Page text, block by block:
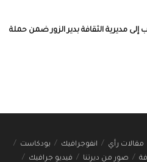
كتاب إلى مديرية الثقافة بدير الزور ضمن حملة
مقالات رأي انفوجرافيك
بودكاست
صور من ديرتنا فيديو جرافيك